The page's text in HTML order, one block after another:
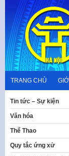
content
TRANG CHỦ
Tin tức – Sự kiện
Văn hóa
Thể Thao
Quy tắc ứng xử